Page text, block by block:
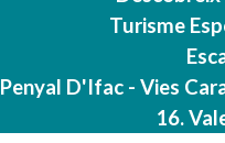
Turisme
Penyal D'Ifac - Vies
16.